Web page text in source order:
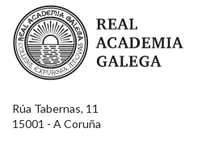
Real Academia Galega
Rúa Tabernas, 11
15001 - A Coruña